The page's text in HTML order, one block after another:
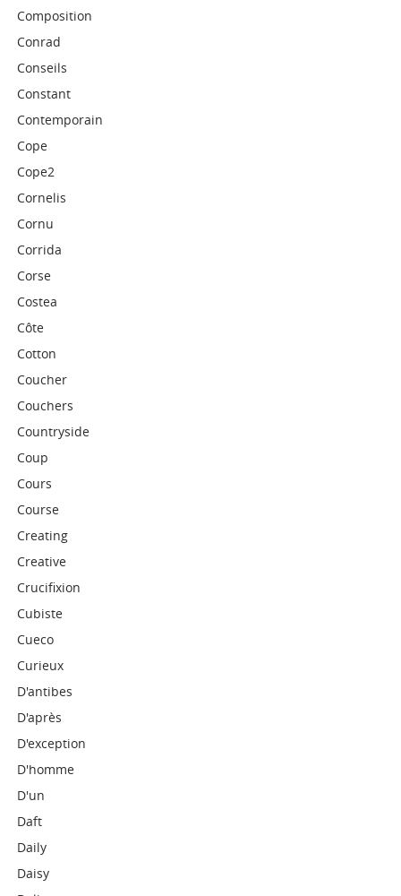
Composition
Conrad
Conseils
Constant
Contemporain
Cope
Cope2
Cornelis
Cornu
Corrida
Corse
Costea
Côte
Cotton
Coucher
Couchers
Countryside
Coup
Cours
Course
Creating
Creative
Crucifixion
Cubiste
Cueco
Curieux
D'antibes
D'après
D'exception
D'homme
D'un
Daft
Daily
Daisy